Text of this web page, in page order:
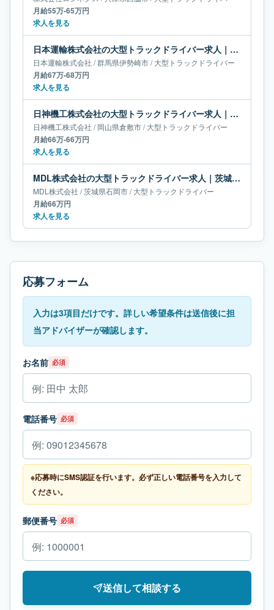
月給55万-65万円
求人を見る
日本運輸株式会社の大型トラックドライバー求人｜群馬県伊勢崎市｜月給67万-68万円
日本運輸株式会社 /群馬県伊勢崎市/大型トラックドライバー
月給67万-68万円
求人を見る
日神機工株式会社の大型トラックドライバー求人｜岡山県倉敷市｜月給66万-66万円
日神機工株式会社 /岡山県倉敷市/大型トラックドライバー
月給66万-66万円
求人を見る
MDL株式会社の大型トラックドライバー求人｜茨城県石岡市｜月給66万円
MDL株式会社 /茨城県石岡市/大型トラックドライバー
月給66万円
求人を見る
応募フォーム
入力は3項目だけです。詳しい希望条件は送信後に担
当アドバイザーが確認します。
お名前 必須
電話番号 必須
※応募時にSMS認証を行います。必ず正しい電話番号を入力して
ください。
郵便番号 必須
送信して相談する